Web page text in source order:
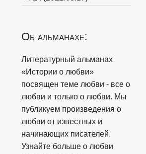
Об альманахе:
Литературный альманах
«Истории о любви»
посвящен теме любви - все о
любви и только о любви. Мы
публикуем произведения о
любви от известных и
начинающих писателей.
Узнайте больше о любви